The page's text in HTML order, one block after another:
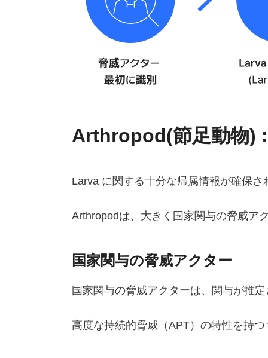
Arthropod(節足動物)
Larva に関する十分な帰属情報が確保
Arthropodは、大きく国家関与の脅威ア
国家関与の脅威アクター
国家関与の脅威アクターは、関与が推
高度な持続的脅威（APT）の特性を持